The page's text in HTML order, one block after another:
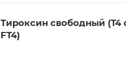
Тироксин свободный (Т4
FT4)